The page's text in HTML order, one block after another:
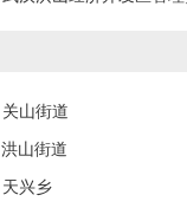
关山街道
洪山街道
天兴乡